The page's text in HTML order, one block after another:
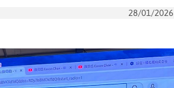
28/01/2026